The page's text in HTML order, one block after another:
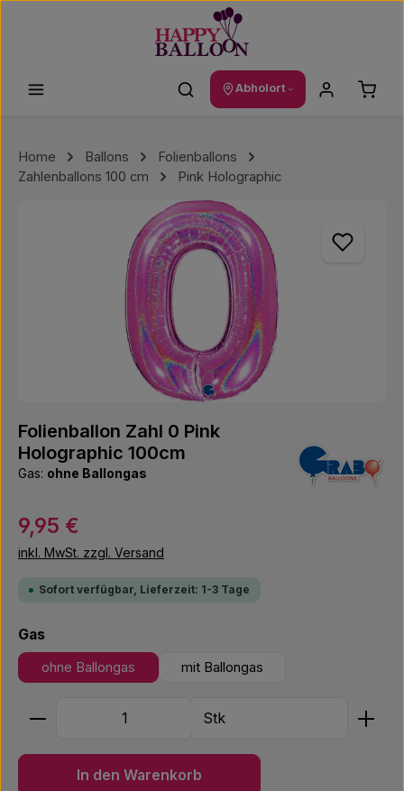
Abholort
Home Ballons
Folienballons
Zahlenballons 100 cm
Pink Holographic
Bildergalerie überspringen
Folienballon Zahl 0 Pink
Holographic 100cm
Gas: ohne Ballongas
Regulärer Preis:
9,95 €
inkl. MwSt. zzgl. Versand
Sofort verfügbar, Lieferzeit: 1-3 Tage
Gasauswählen
ohne Ballongas mit Ballongas
Produkt Anzahl: Gib den gewünschten Wert ein
Stk
In den Warenkorb